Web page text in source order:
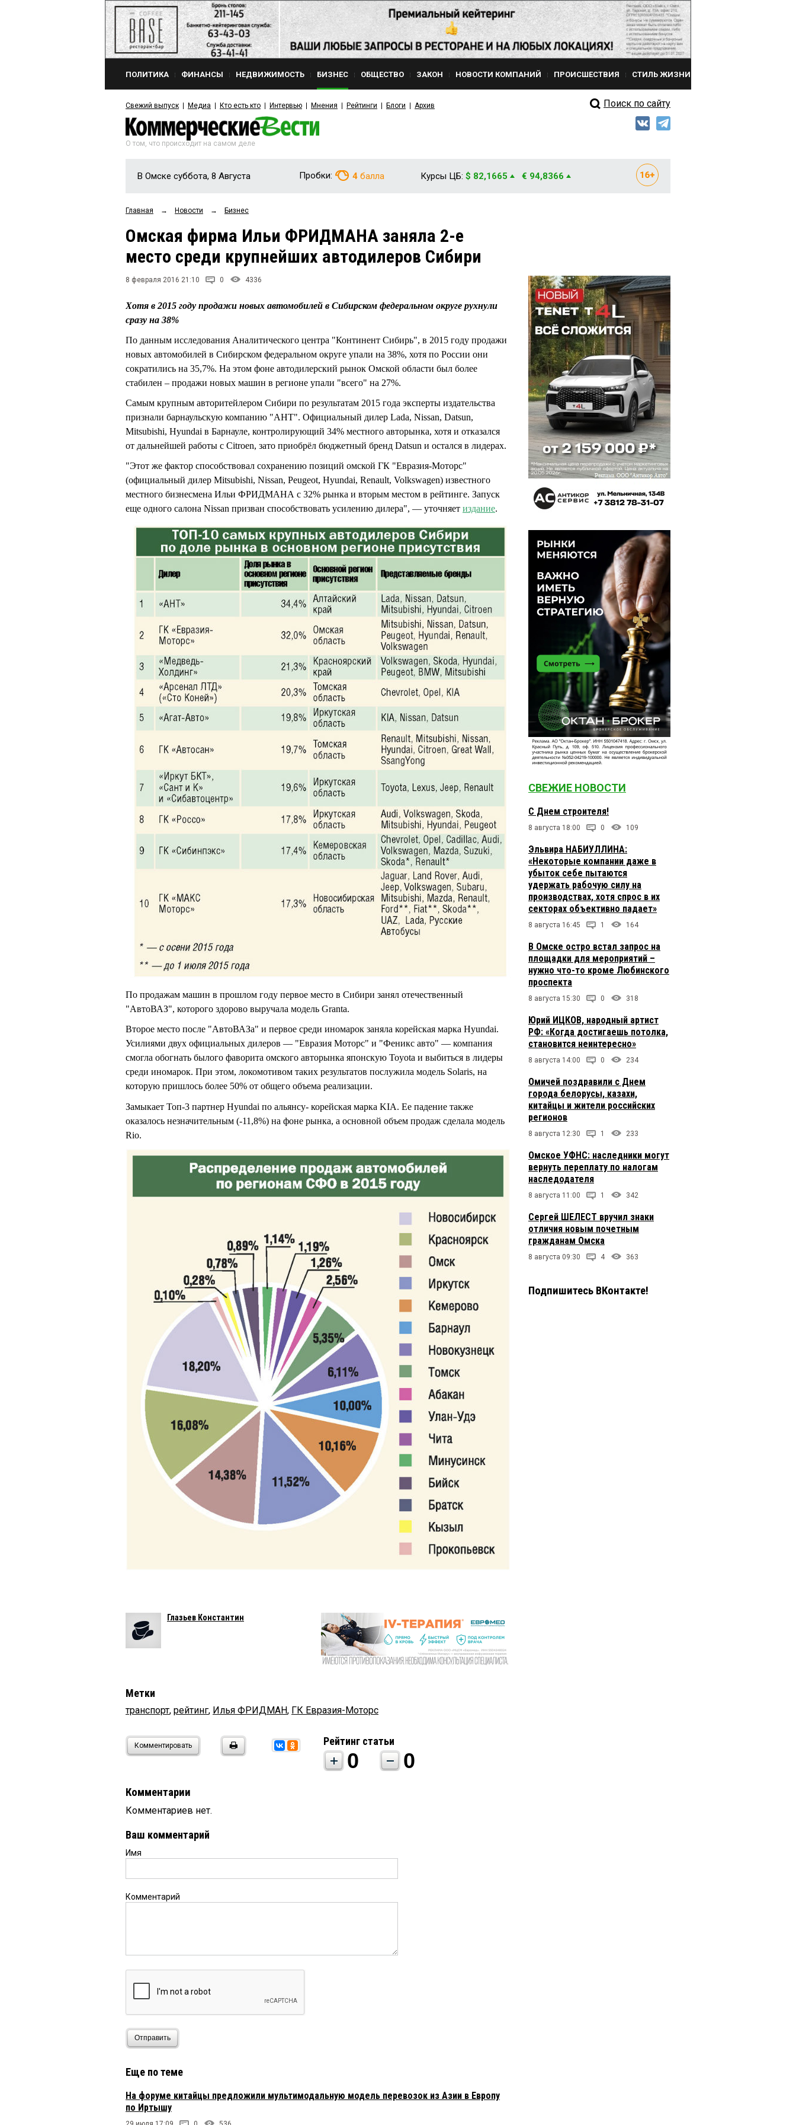
ПОЛИТИКА ФИНАНСЫ НЕДВИЖИМОСТЬ БИЗНЕС ОБЩЕСТВО ЗАКОН НОВОСТИ КОМПАНИЙ ПРОИСШЕСТВИЯ СТИЛЬ ЖИЗНИ
Свежий выпуск Медиа Кто есть кто Интервью Мнения Рейтинги Блоги Архив Поиск по сайту
О том, что происходит на самом деле
В Омске суббота, 8 Августа Пробки: 4 балла Курсы ЦБ: $ 82,1665 € 94,8366
Главная → Новости → Бизнес
Омская фирма Ильи ФРИДМАНА заняла 2-е
место среди крупнейших автодилеров Сибири
8 февраля 2016 21:10 0 4336
Хотя в 2015 году продажи новых автомобилей в Сибирском федеральном округе рухнули
сразу на 38%
По данным исследования Аналитического центра "Континент Сибирь", в 2015 году продажи
новых автомобилей в Сибирском федеральном округе упали на 38%, хотя по России они
сократились на 35,7%. На этом фоне автодилерский рынок Омской области был более
стабилен – продажи новых машин в регионе упали "всего" на 27%.
Самым крупным авторитейлером Сибири по результатам 2015 года эксперты издательства
признали барнаульскую компанию "АНТ". Официальный дилер Lada, Nissan, Datsun,
Mitsubishi, Hyundai в Барнауле, контролирующий 34% местного авторынка, хотя и отказался
от дальнейшей работы с Citroen, зато приобрёл бюджетный бренд Datsun и остался в лидерах.
"Этот же фактор способствовал сохранению позиций омской ГК "Евразия-Моторс"
(официальный дилер Mitsubishi, Nissan, Peugeot, Hyundai, Renault, Volkswagen) известного
местного бизнесмена Ильи ФРИДМАНА с 32% рынка и вторым местом в рейтинге. Запуск
еще одного салона Nissan призван способствовать усилению дилера", — уточняет издание.
По продажам машин в прошлом году первое место в Сибири занял отечественный
"АвтоВАЗ", которого здорово выручала модель Granta.
Второе место после "АвтоВАЗа" и первое среди иномарок заняла корейская марка Hyundai.
Усилиями двух официальных дилеров — "Евразия Моторс" и "Феникс авто" — компания
смогла обогнать былого фаворита омского авторынка японскую Toyota и выбиться в лидеры
среди иномарок. При этом, локомотивом таких результатов послужила модель Solaris, на
которую пришлось более 50% от общего объема реализации.
Замыкает Топ-3 партнер Hyundai по альянсу- корейская марка KIA. Ее падение также
оказалось незначительным (-11,8%) на фоне рынка, а основной объем продаж сделала модель
Rio.
Глазьев Константин
Метки
транспорт, рейтинг, Илья ФРИДМАН, ГК Евразия-Моторс
Комментировать Рейтинг статьи
0 0
Комментарии
Комментариев нет.
Ваш комментарий
Имя
Комментарий
Отправить
Еще по теме
На форуме китайцы предложили мультимодальную модель перевозок из Азии в Европу
по Иртышу
СВЕЖИЕ НОВОСТИ
С Днем строителя!
8 августа 18:00 0 109
Эльвира НАБИУЛЛИНА:
«Некоторые компании даже в
убыток себе пытаются
удержать рабочую силу на
производствах, хотя спрос в их
секторах объективно падает»
8 августа 16:45 1 164
В Омске остро встал запрос на
площадки для мероприятий –
нужно что-то кроме Любинского
проспекта
8 августа 15:30 0 318
Юрий ИЦКОВ, народный артист
РФ: «Когда достигаешь потолка,
становится неинтересно»
8 августа 14:00 0 234
Омичей поздравили с Днем
города белорусы, казахи,
китайцы и жители российских
регионов
8 августа 12:30 1 233
Омское УФНС: наследники могут
вернуть переплату по налогам
наследодателя
8 августа 11:00 1 342
Сергей ШЕЛЕСТ вручил знаки
отличия новым почетным
гражданам Омска
8 августа 09:30 4 363
Подпишитесь ВКонтакте!